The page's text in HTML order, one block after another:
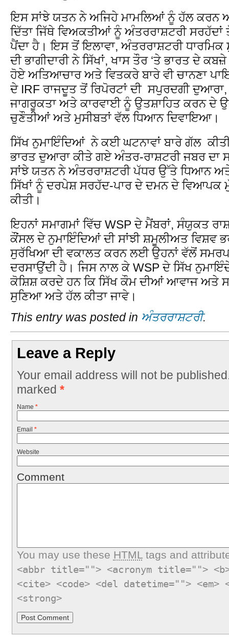
ਇਸ ਸਾਂਝੇ ਯਤਨ ਨੇ ਅਜਿਹੇ ਮਾਮਲਿਆਂ ਨੂੰ ਹੱਲ ਕਰਨ
ਦਿੱਤਾ ਜਿੱਥੇ ਵਿਅਕਤੀਆਂ ਨੂੰ ਅੰਤਰਰਾਸ਼ਟਰੀ ਸਰਹੱਦਾਂ
ਪੈਂਦਾ ਹੈ। ਇਸ ਤੋਂ ਇਲਾਵਾ, ਅੰਤਰਰਾਸ਼ਟਰੀ ਧਾਰਮਿਕ
ਦੀ ਭਾਗੀਦਾਰੀ ਨੇ ਸਿੱਖਾਂ, ਖਾਸ ਤੌਰ ‘ਤੇ ਭਾਰਤ ਦੇ
ਹੋਏ ਅਤਿਆਚਾਰ ਅਤੇ ਵਿਤਕਰੇ ਬਾਰੇ ਵੀ ਚਾਨਣਾ
ਦੇ IRF ਰਾਜਦੂਤ ਤੋਂ ਰਿਪੋਰਟਾਂ ਦੀ ਸਪੁਰਦਗੀ
ਜਾਗਰੂਕਤਾ ਅਤੇ ਕਾਰਵਾਈ ਨੂੰ ਉਤਸ਼ਾਹਿਤ ਕਰਨ ਦੇ
ਚੁਣੌਤੀਆਂ ਅਤੇ ਮੁਸੀਬਤਾਂ ਵੱਲ ਧਿਆਨ ਦਿਵਾਇਆ।
ਸਿੱਖ ਨੁਮਾਇੰਦਿਆਂ ਨੇ ਕਈ ਘਟਨਾਵਾਂ ਬਾਰੇ ਗੱਲ ਕੀਤੀ
ਭਾਰਤ ਦੁਆਰਾ ਕੀਤੇ ਗਏ ਅੰਤਰ-ਰਾਸ਼ਟਰੀ ਜਬਰ ਦਾ
ਸਾਂਝੇ ਯਤਨ ਨੇ ਅੰਤਰਰਾਸ਼ਟਰੀ ਪੱਧਰ ਉੱਤੇ ਧਿਆਨ
ਸਿੱਖਾਂ ਨੂੰ ਦਰਪੇਸ਼ ਸਰਹੱਦ-ਪਾਰ ਦੇ ਦਮਨ ਦੇ ਵਿਆਪਕ
ਕੀਤੀ।
ਇਹਨਾਂ ਸਮਾਗਮਾਂ ਵਿੱਚ WSP ਦੇ ਮੈਂਬਰਾਂ, ਸੰਯੁਕਤ
ਕੌਂਸਲ ਦੇ ਨੁਮਾਇੰਦਿਆਂ ਦੀ ਸਾਂਝੀ ਸ਼ਮੂਲੀਅਤ ਵਿਸ਼ਵ
ਸੁਰੱਖਿਆ ਦੀ ਵਕਾਲਤ ਕਰਨ ਲਈ ਉਹਨਾਂ ਵੱਲੋਂ
ਦਰਸਾਉਂਦੀ ਹੈ। ਜਿਸ ਨਾਲ ਕੇ WSP ਦੇ ਸਿੱਖ
ਕੋਸ਼ਿਸ਼ ਕਰਦੇ ਹਨ ਕਿ ਸਿੱਖ ਕੌਮ ਦੀਆਂ ਆਵਾਜ ਅਤੇ
ਸੁਣਿਆ ਅਤੇ ਹੱਲ ਕੀਤਾ ਜਾਵੇ।
This entry was posted in ਅੰਤਰਰਾਸ਼ਟਰੀ.
Leave a Reply
Your email address will not be
marked *
Name *
Email *
Website
Comment
You may use these HTMLtags and
<abbr title=""> <acronym title="">
<cite> <code> <del datetime="">
<strong>